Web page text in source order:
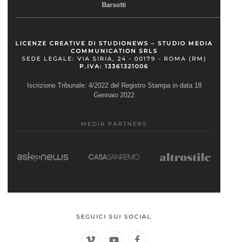
Barsotti
LICENZE CREATIVE DI STUDIONEWS – STUDIO MEDIA
COMMUNICATION SRLS
SEDE LEGALE: VIA SIRIA, 24 - 00179 - ROMA (RM)
P.IVA: 13361321006
Iscrizione Tribunale: 4/2022 del Registro Stampa in data 18
Gennaio 2022
MEDIA PARTNERS
SEGUICI SUI SOCIAL